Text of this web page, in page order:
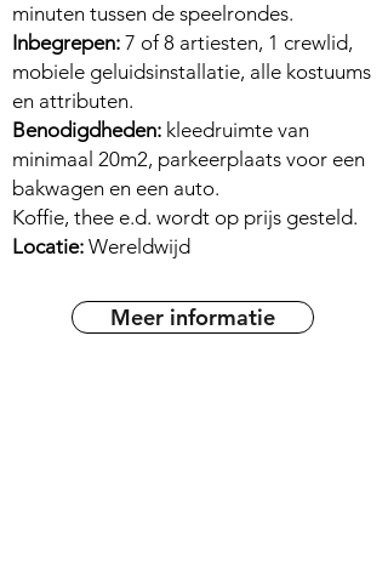
minuten tussen de speelrondes.
Inbegrepen: 7 of 8 artiesten, 1 crewlid,
mobiele geluidsinstallatie, alle kostuums
en attributen.
Benodigdheden: kleedruimte van
minimaal 20m2, parkeerplaats voor een
bakwagen en een auto.
Koffie, thee e.d. wordt op prijs gesteld.
Locatie: Wereldwijd
Meer informatie